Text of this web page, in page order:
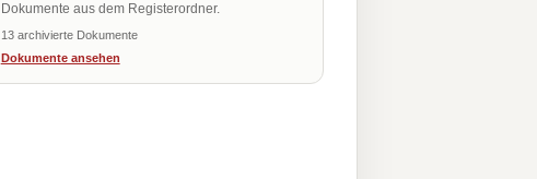
Dokumente aus dem Registerordner.
13 archivierte Dokumente
Dokumente ansehen